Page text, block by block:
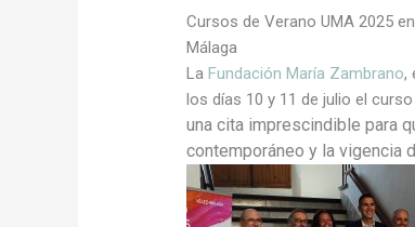
Cursos de Verano UMA 2025
Málaga
LaFundación María Zambrano,
los días 10 y 11 de julio el
una cita imprescindible para
contemporáneo y la vigencia